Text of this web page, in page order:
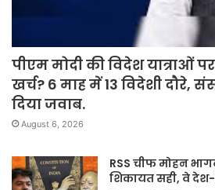
पीएम मोदी की विदेश यात्राओं
खर्च? 6 माह में 13 विदेशी दौरे,
दिया जवाब.
August 6, 2026
RSS चीफ मोहन
शिकायत सही, वे देश-